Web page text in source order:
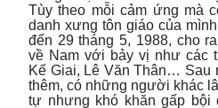
Tùy theo mỗi cảm ứng mà
danh xưng tôn giáo của
đến 29 tháng 5, 1988, cho
về Nam với bảy vị như các
Kế Giai, Lê Văn Thân… Sau
thêm, có những người khác
tự nhưng khó khăn gấp bội